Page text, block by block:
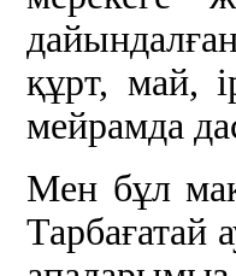
құрт, май,
мейрамда
Мен бұл